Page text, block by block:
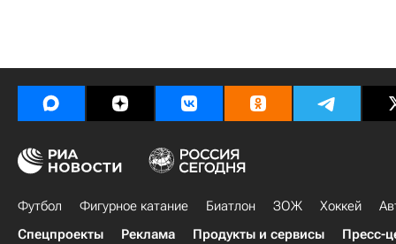
Футбол Фигурное катание Биатлон ЗОЖ Хоккей
Спецпроекты
Реклама Продукты и сервисы Пресс-